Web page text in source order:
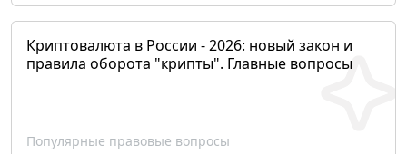
Криптовалюта в России - 2026: новый закон и
правила оборота "крипты". Главные вопросы
Популярные правовые вопросы